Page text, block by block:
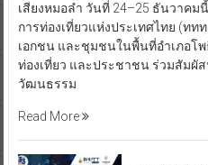
เสียงหมอลำ วันที่ 24–25 ธันวาคม
การท่องเที่ยวแห่งประเทศไทย (ท
เอกชน และชุมชนในพื้นที่อำเภอโ
ท่องเที่ยว และประชาชน ร่วมสัมผั
วัฒนธรรม
Read More